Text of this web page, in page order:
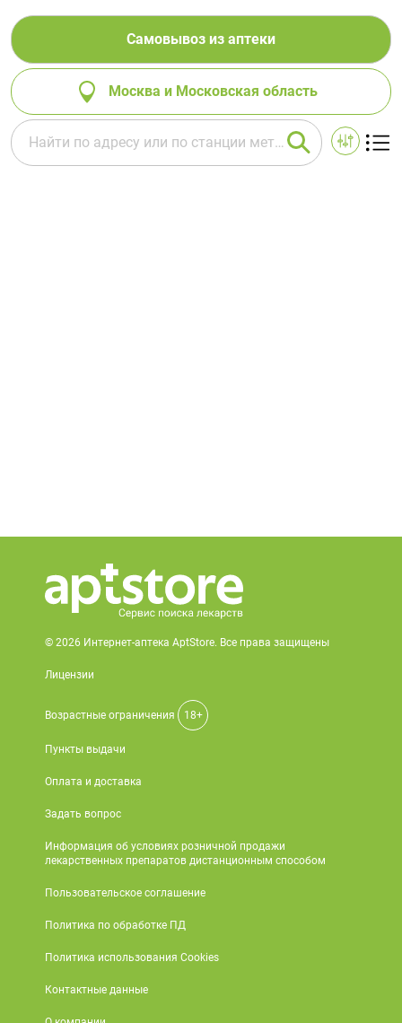
Самовывоз из аптеки
Москва и Московская область
© 2026 Интернет-аптека AptStore. Все права защищены
Лицензии
Возрастные ограничения 18+
Пункты выдачи
Оплата и доставка
Задать вопрос
Информация об условиях розничной продажи
лекарственных препаратов дистанционным способом
Пользовательское соглашение
Политика по обработке ПД
Политика использования Cookies
Контактные данные